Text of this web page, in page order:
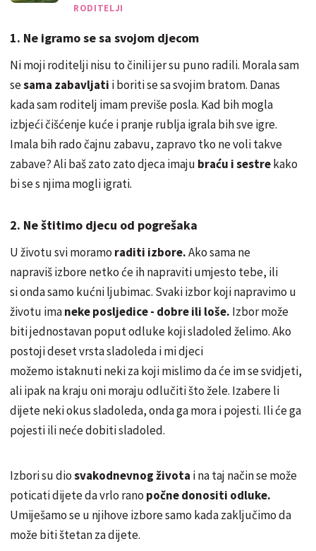
RODITELJI
1. Ne igramo se sa svojom djecom
Ni moji roditelji nisu to činili jer su puno radili. Morala sam
sesama zabavljati i boriti se sa svojim bratom. Danas
kada sam roditelj imam previše posla. Kad bih mogla
izbjeći čišćenje kuće i pranje rublja igrala bih sve igre.
Imala bih rado čajnu zabavu, zapravo tko ne voli takve
zabave? Ali baš zato zato djeca imaju braću i sestrekako
bi se s njima mogli igrati.
2. Ne štitimo djecu od pogrešaka
U životu svi moramo raditi izbore.Ako sama ne
napraviš izbore netko će ih napraviti umjesto tebe, ili
si onda samo kućni ljubimac. Svaki izbor koji napravimo u
životu imaneke posljedice - dobre ili loše. Izbor može
biti jednostavan poput odluke koji sladoled želimo. Ako
postoji deset vrsta sladoleda i mi djeci
možemo istaknuti neki za koji mislimo da će im se svidjeti,
ali ipak na kraju oni moraju odlučiti što žele. Izabere li
dijete neki okus sladoleda, onda ga mora i pojesti. Ili će ga
pojesti ili neće dobiti sladoled.
Izbori su diosvakodnevnog života i na taj način se može
poticati dijete da vrlo rano počne donositi odluke.
Umiješamo se u njihove izbore samo kada zaključimo da
može biti štetan za dijete.